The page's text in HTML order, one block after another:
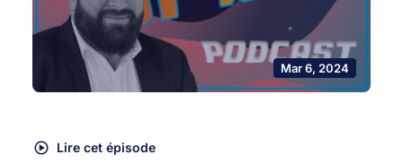
Mar 6, 2024
Lire cet épisode